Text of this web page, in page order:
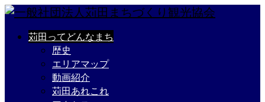
苅田ってどんなまち
歴史
エリアマップ
動画紹介
苅田あれこれ